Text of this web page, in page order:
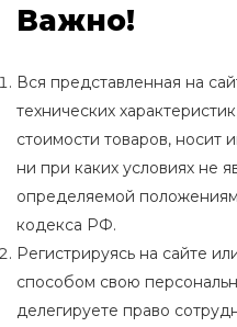
Важно!
Вся представленная на
технических
стоимости товаров, носит
ни при каких условиях не
определяемой
кодекса РФ.
Регистрируясь на сайте
способом свою
делегируете право